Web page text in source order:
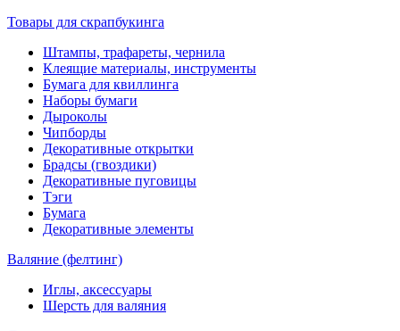
Товары для скрапбукинга
Штампы, трафареты, чернила
Клеящие материалы, инструменты
Бумага для квиллинга
Наборы бумаги
Дыроколы
Чипборды
Декоративные открытки
Брадсы (гвоздики)
Декоративные пуговицы
Тэги
Бумага
Декоративные элементы
Валяние (фелтинг)
Иглы, аксессуары
Шерсть для валяния